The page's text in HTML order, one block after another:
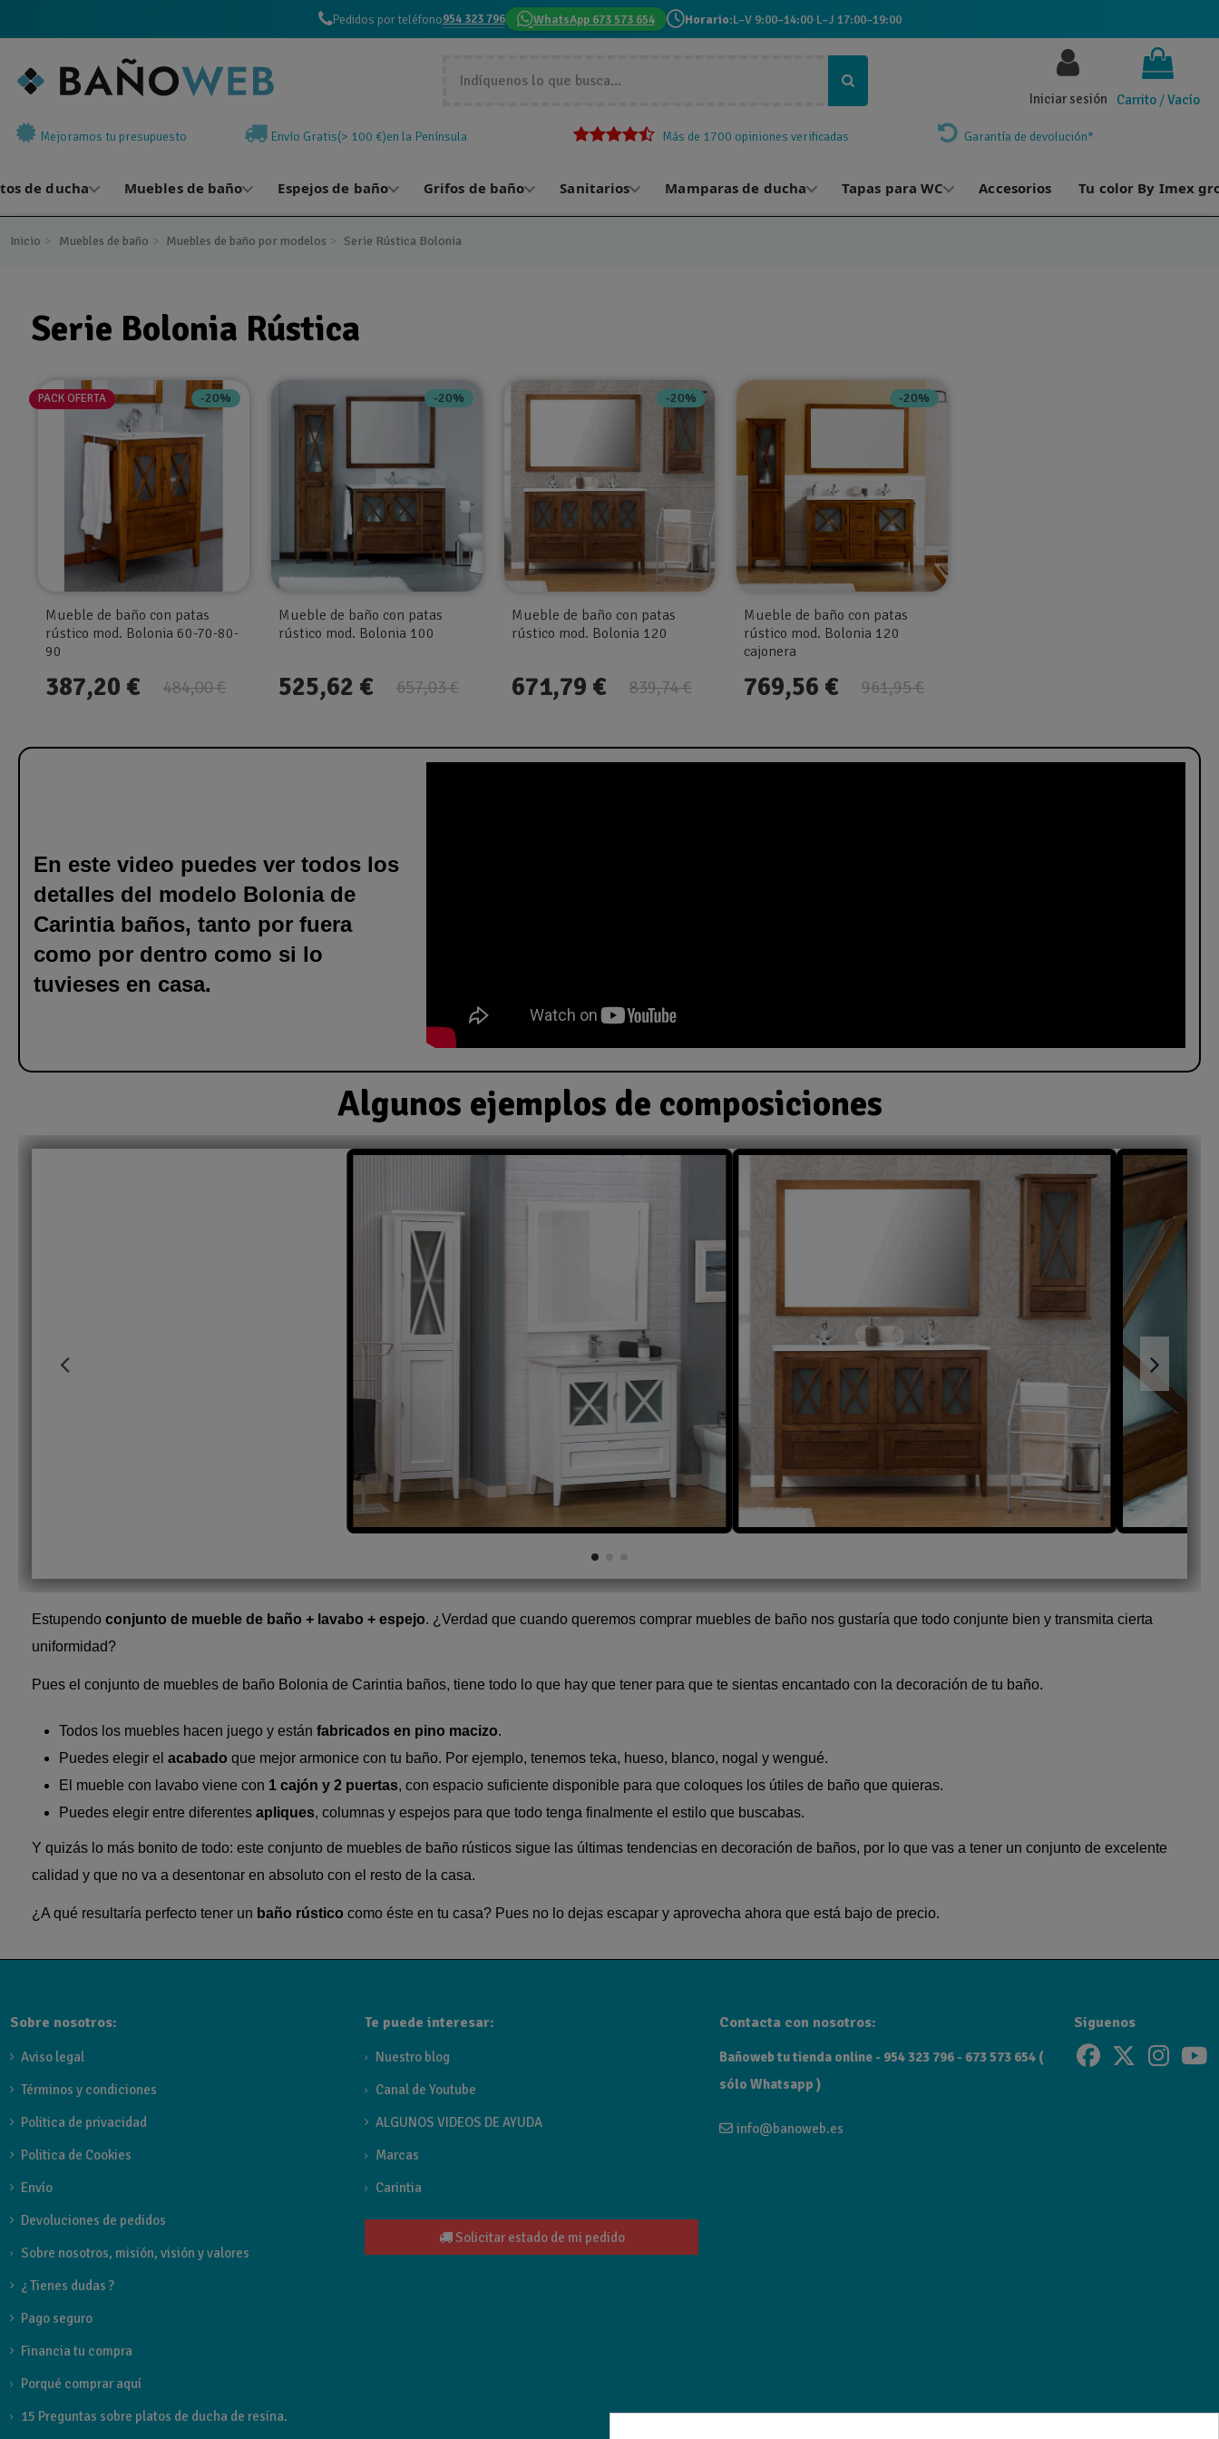
Pedidos por teléfono954 323 796 WhatsApp 673 573 654 Horario:L–V 9:00–14:00·L–J 17:00–19:00
Carrito /Vacío
Iniciar sesión
Mejoramos tu presupuesto Envío Gratis(> 100 €)en la Península Más de 1700 opiniones verificadas Garantía de devolución*
de ducha Muebles de baño Espejos de baño Grifos de baño Sanitarios Mamparas de ducha Tapas para WC Accesorios Tu color By Imex
Inicio Muebles de baño Muebles de baño por modelos Serie Rústica Bolonia
Serie Bolonia Rústica
PACK OFERTA -20%
Mueble de baño con patas
rústico mod. Bolonia 60-70-80-
90
484,00 €
387,20 €
-20%
Mueble de baño con patas
rústico mod. Bolonia 100
657,03 €
525,62 €
-20%
Mueble de baño con patas
rústico mod. Bolonia 120
839,74 €
671,79 €
-20%
Mueble de baño con patas
rústico mod. Bolonia 120
cajonera
961,95 €
769,56 €
En este video puedes ver todos los
detalles del modelo Bolonia de
Carintia baños, tanto por fuera
como por dentro como si lo
tuvieses en casa.
Algunos ejemplos de composiciones
Estupendo conjunto de mueble de baño + lavabo + espejo. ¿Verdad que cuando queremos comprar muebles de baño nos gustaría que todo conjunte bien y transmita cierta
uniformidad?
Pues el conjunto de muebles de baño Bolonia de Carintia baños, tiene todo lo que hay que tener para que te sientas encantado con la decoración de tu baño.
Todos los muebles hacen juego y están fabricados en pino macizo.
Puedes elegir el acabado que mejor armonice con tu baño. Por ejemplo, tenemos teka, hueso, blanco, nogal y wengué.
El mueble con lavabo viene con 1 cajón y 2 puertas, con espacio suficiente disponible para que coloques los útiles de baño que quieras.
Puedes elegir entre diferentes apliques, columnas y espejos para que todo tenga finalmente el estilo que buscabas.
Y quizás lo más bonito de todo: este conjunto de muebles de baño rústicos sigue las últimas tendencias en decoración de baños, por lo que vas a tener un conjunto de excelente
calidad y que no va a desentonar en absoluto con el resto de la casa.
¿A qué resultaría perfecto tener un baño rústico como éste en tu casa? Pues no lo dejas escapar y aprovecha ahora que está bajo de precio.
Sobre nosotros:
Aviso legal
Términos y condiciones
Politica de privacidad
Politica de Cookies
Envío
Devoluciones de pedidos
Sobre nosotros, misión, visión y valores
¿ Tienes dudas ?
Pago seguro
Financia tu compra
Porqué comprar aquí
15 Preguntas sobre platos de ducha de resina.
Te puede interesar:
Nuestro blog
Canal de Youtube
ALGUNOS VIDEOS DE AYUDA
Marcas
Carintia
Solicitar estado de mi pedido
Contacta con nosotros:
Bañoweb tu tienda online - 954 323 796 - 673 573 654 (
sólo Whatsapp )
info@banoweb.es
Siguenos